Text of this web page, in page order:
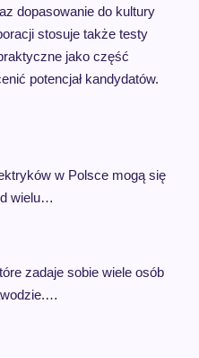
dopasowanie do kultury
stosuje także testy
jako część
potencjał kandydatów.
w Polsce mogą się
wielu…
zadaje sobie wiele osób